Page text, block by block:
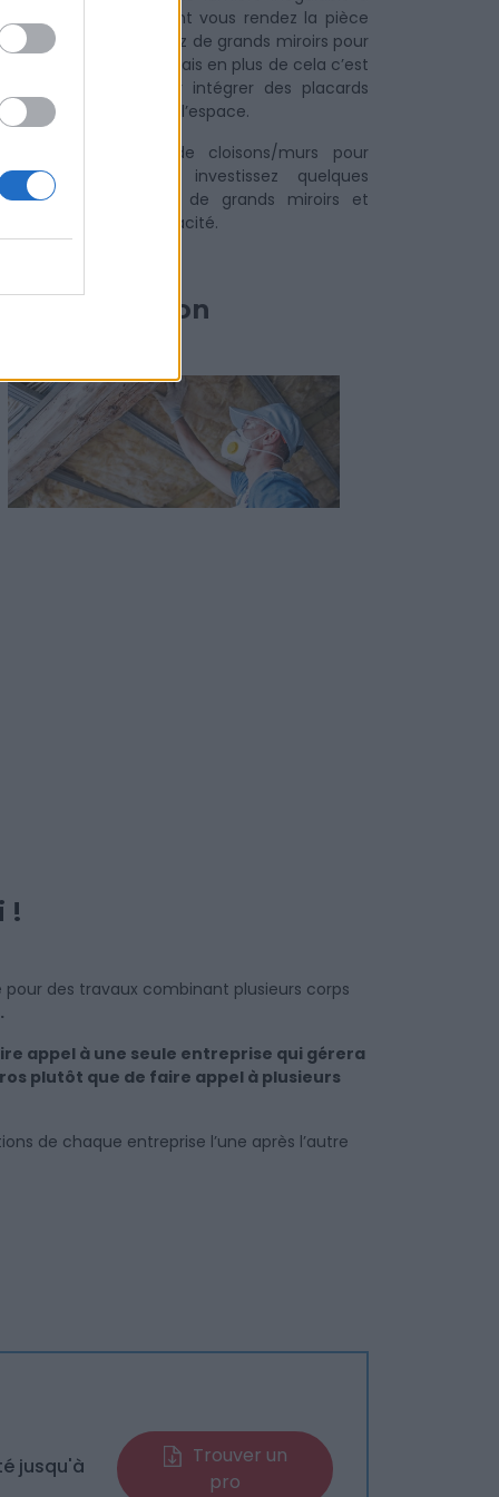
pièce. Non seulement vous rendez la pièce
spacieuse et disposez de grands miroirs pour
préparer le matin, mais en plus de cela c’est
solution idéale pour intégrer des placards
et ainsi optimiser l’espace.
besoin d’abattre de cloisons/murs pour
en spaciosité, investissez quelques
d’euros dans de grands miroirs et
confort avec efficacité.
optimisation
!
des travaux combinant plusieurs corps
appel à une seule entreprise qui gérera
plutôt que de faire appel à plusieurs
de chaque entreprise l’une après l’autre
jusqu'à
Trouver un
pro